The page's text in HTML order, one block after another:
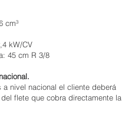
cm³
kW/CV
45 cm R 3/8
a nivel nacional el cliente deberá
flete que cobra directamente la